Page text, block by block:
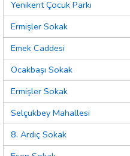
Yenikent Çocuk Parkı
Ermişler Sokak
Emek Caddesi
Ocakbaşı Sokak
Ermişler Sokak
Selçukbey Mahallesi
8. Ardıç Sokak